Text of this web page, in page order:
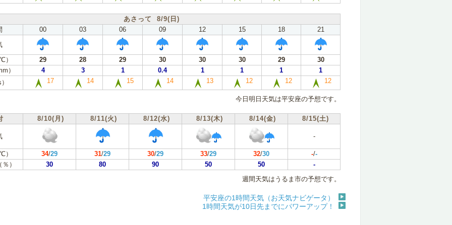
あさって 8/9(日)
00 03 06 09 12 15 18
21
29 28 29 30 30 30 29
30
）
4 3 1 0.4 1 1 1
1
17 14 15 14 13 12 12 12
今日明日天気は平安座の予想です。
8/10(月) 8/11(火) 8/12(水) 8/13(木) 8/14(金) 8/15(土)
-
34/29 31/29 30/29 33/29 32/30 -/-
）
30 80 90 50 50
-
週間天気はうるま市の予想です。
平安座の1時間天気（お天気ナビゲータ）
1時間天気が10日先までにパワーアップ！